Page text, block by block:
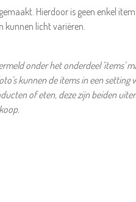
Hierdoor is geen enkel
kunnen licht variëren.
onder het onderdeel 'items'
kunnen de items in een setting
of eten, deze zijn beiden